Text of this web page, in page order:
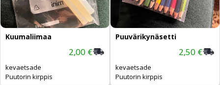
Kuumaliimaa
2,00 €
kevaetsade
Puutorin kirppis
Puuvärikynäsetti
2,50 €
kevaetsade
Puutorin kirppis